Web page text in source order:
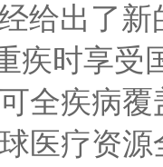
给出了
疾时享受
全疾病
医疗资